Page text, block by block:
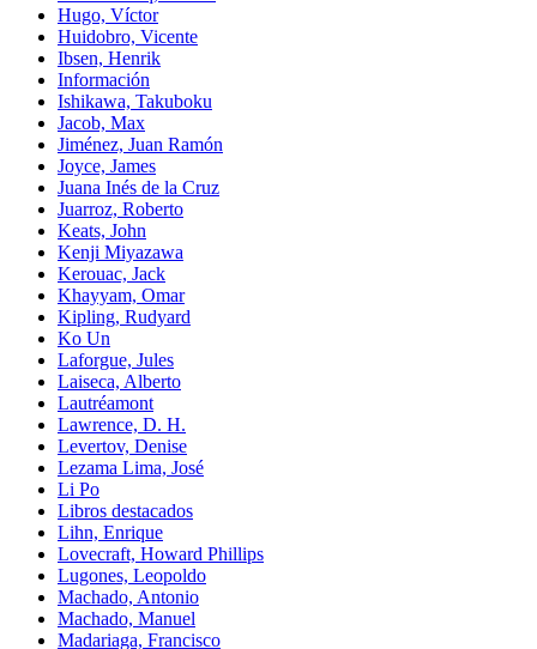
Hugo, Víctor
Huidobro, Vicente
Ibsen, Henrik
Información
Ishikawa, Takuboku
Jacob, Max
Jiménez, Juan Ramón
Joyce, James
Juana Inés de la Cruz
Juarroz, Roberto
Keats, John
Kenji Miyazawa
Kerouac, Jack
Khayyam, Omar
Kipling, Rudyard
Ko Un
Laforgue, Jules
Laiseca, Alberto
Lautréamont
Lawrence, D. H.
Levertov, Denise
Lezama Lima, José
Li Po
Libros destacados
Lihn, Enrique
Lovecraft, Howard Phillips
Lugones, Leopoldo
Machado, Antonio
Machado, Manuel
Madariaga, Francisco